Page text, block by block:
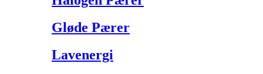
Gløde Pærer
Lavenergi